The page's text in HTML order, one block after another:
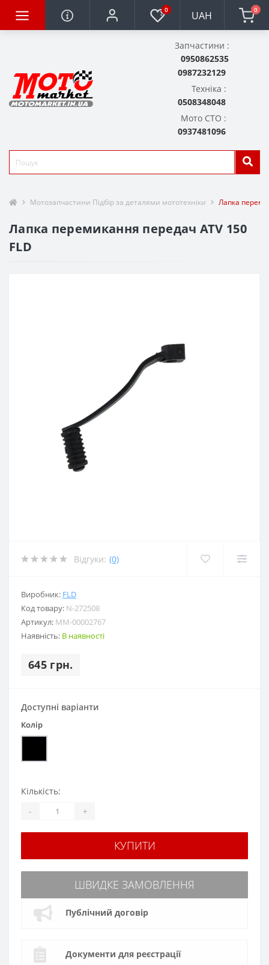
0 UAH 0
Запчастини :
0950862535
0987232129
Техніка :
0508348048
Мото СТО :
0937481096
Мотозапчастини Підбір за деталями мототехніки Лапка
Лапка перемикання передач ATV 150
FLD
Відгуки: (0)
Виробник: FLD
Код товару: N-272508
Артикул: MM-00002767
Наявність: В наявності
645 грн.
Доступні варіанти
Колір
Кількість:
- +
КУПИТИ
ШВИДКЕ ЗАМОВЛЕННЯ
Публічний договір
Документи для реєстрації